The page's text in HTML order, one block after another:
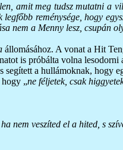
amit meg tudsz mutatni a
reménysége, hogy
a Menny lesz, csupán
állomásához. A vonat a Hit
is próbálta volna
a hullámoknak, hogy
„ne féljetek, csak
veszíted el a hited, s